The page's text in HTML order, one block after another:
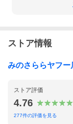
ストア情報
みのさららヤフー
ストア評価
4.76
277件の評価を見る